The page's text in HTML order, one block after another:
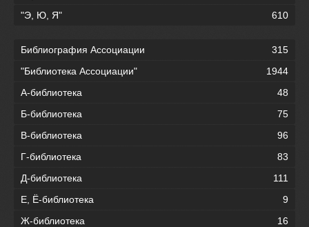
"Э, Ю, Я"
610
Библиография Ассоциации
315
"Библиотека Ассоциации"
1944
А-библиотека
48
Б-библиотека
75
В-библиотека
96
Г-библиотека
83
Д-библиотека
111
Е, Ё-библиотека
9
Ж-библиотека
16